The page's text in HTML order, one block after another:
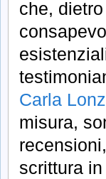
che,
Carla
misura,
scrittura